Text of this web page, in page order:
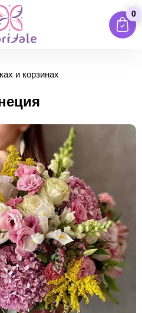
0
и корзинах